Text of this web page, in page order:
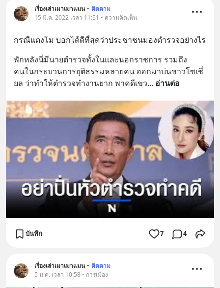
เรื่องเล่าเมาเมาแมน • ติดตาม
15 มี.ค. 2022 เวลา 11:51 • ความคิดเห็น
กรณีแตงโม บอกได้ดีที่สุดว่าประชาชนมองตำรวจอย่างไร
พักหลังนี่มีนายตำรวจทั้งในและนอกราชการ รวมถึง
คนในกระบวนการยุติธรรมหลายคน ออกมาบ่นชาวโซเชี่
ยล ว่าทำให้ตำรวจทำงานยาก พาคดีเขว... อ่านต่อ
บันทึก 7 4
เรื่องเล่าเมาเมาแมน • ติดตาม
5 ม.ค. เวลา 10:58 • การเมือง